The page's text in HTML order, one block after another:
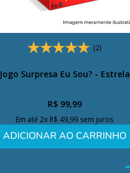
(2)
Jogo Surpresa Eu Sou? - Estrela
R$ 99,99
Em até2x R$ 49,99 sem juros
ADICIONAR AO CARRINHO